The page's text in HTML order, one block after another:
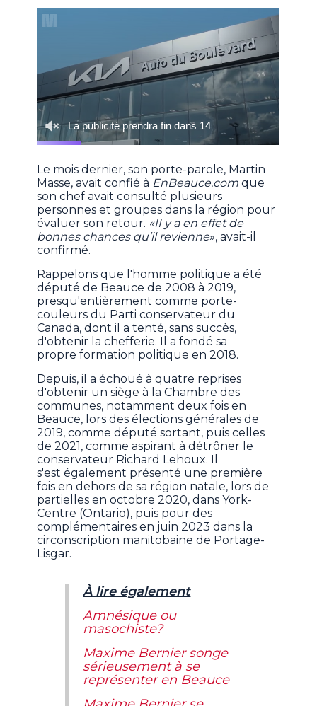
Le mois dernier, son porte-parole, Martin
Masse, avait confié à EnBeauce.com que
son chef avait consulté plusieurs
personnes et groupes dans la région pour
évaluer son retour. «II y a en effet de
bonnes chances qu’il revienne», avait-il
confirmé.
Rappelons que l'homme politique a été
député de Beauce de 2008 à 2019,
presqu'entièrement comme porte-
couleurs du Parti conservateur du
Canada, dont il a tenté, sans succès,
d'obtenir la chefferie. Il a fondé sa
propre formation politique en 2018.
Depuis, il a échoué à quatre reprises
d'obtenir un siège à la Chambre des
communes, notamment deux fois en
Beauce, lors des élections générales de
2019, comme député sortant, puis celles
de 2021, comme aspirant à détrôner le
conservateur Richard Lehoux. Il
s'est également présenté une première
fois en dehors de sa région natale, lors de
partielles en octobre 2020, dans York-
Centre (Ontario), puis pour des
complémentaires en juin 2023 dans la
circonscription manitobaine de Portage-
Lisgar.
À lire également
Amnésique ou
masochiste?
Maxime Bernier songe
sérieusement à se
représenter en Beauce